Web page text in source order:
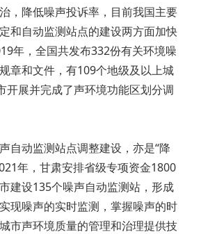
，降低噪声投诉率，目前我国主要
和自动监测站点的建设两方面加快
年，全国共发布332份有关环境噪
章和文件，有109个地级及以上城
开展并完成了声环境功能区划分调
自动监测站点调整建设，亦是“降
年，甘肃安排省级专项资金1800
建设135个噪声自动监测站，形成
现噪声的实时监测，掌握噪声的时
市声环境质量的管理和治理提供技